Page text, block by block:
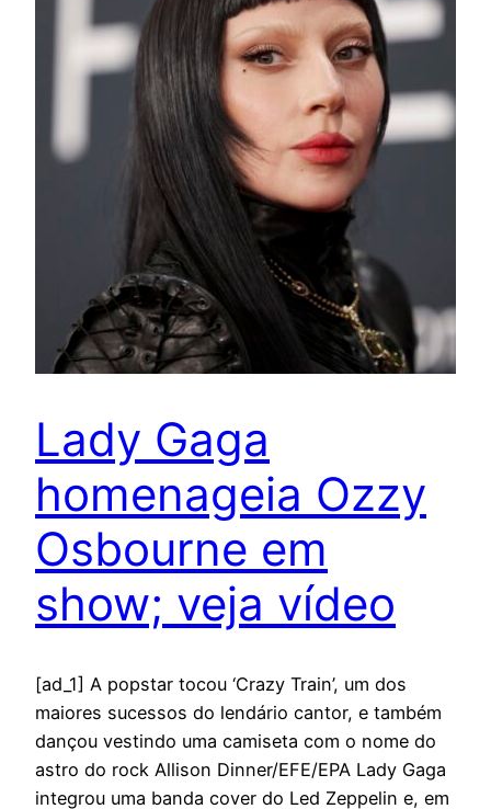
Lady Gaga
homenageia Ozzy
Osbourne em
show; veja vídeo
[ad_1] A popstar tocou ‘Crazy Train’, um dos
maiores sucessos do lendário cantor, e também
dançou vestindo uma camiseta com o nome do
astro do rock Allison Dinner/EFE/EPA Lady Gaga
integrou uma banda cover do Led Zeppelin e, em